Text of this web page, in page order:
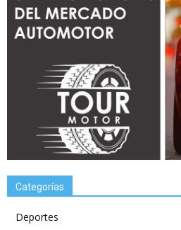
Categorías
Deportes